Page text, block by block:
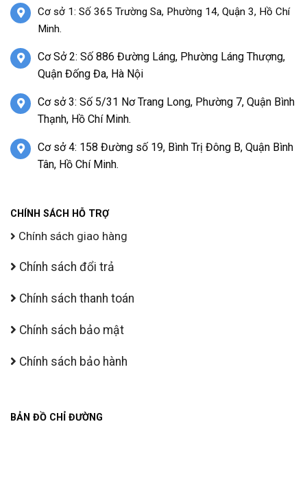
Cơ sở 1: Số 365 Trường Sa, Phường 14, Quận 3, Hồ Chí
Minh.
Cơ Sở 2: Số 886 Đường Láng, Phường Láng Thượng,
Quận Đống Đa, Hà Nội
Cơ sở 3: Số 5/31 Nơ Trang Long, Phường 7, Quận Bình
Thạnh, Hồ Chí Minh.
Cơ sở 4: 158 Đường số 19, Bình Trị Đông B, Quận Bình
Tân, Hồ Chí Minh.
CHÍNH SÁCH HỖ TRỢ
Chính sách giao hàng
Chính sách đổi trả
Chính sách thanh toán
Chính sách bảo mật
Chính sách bảo hành
BẢN ĐỒ CHỈ ĐƯỜNG